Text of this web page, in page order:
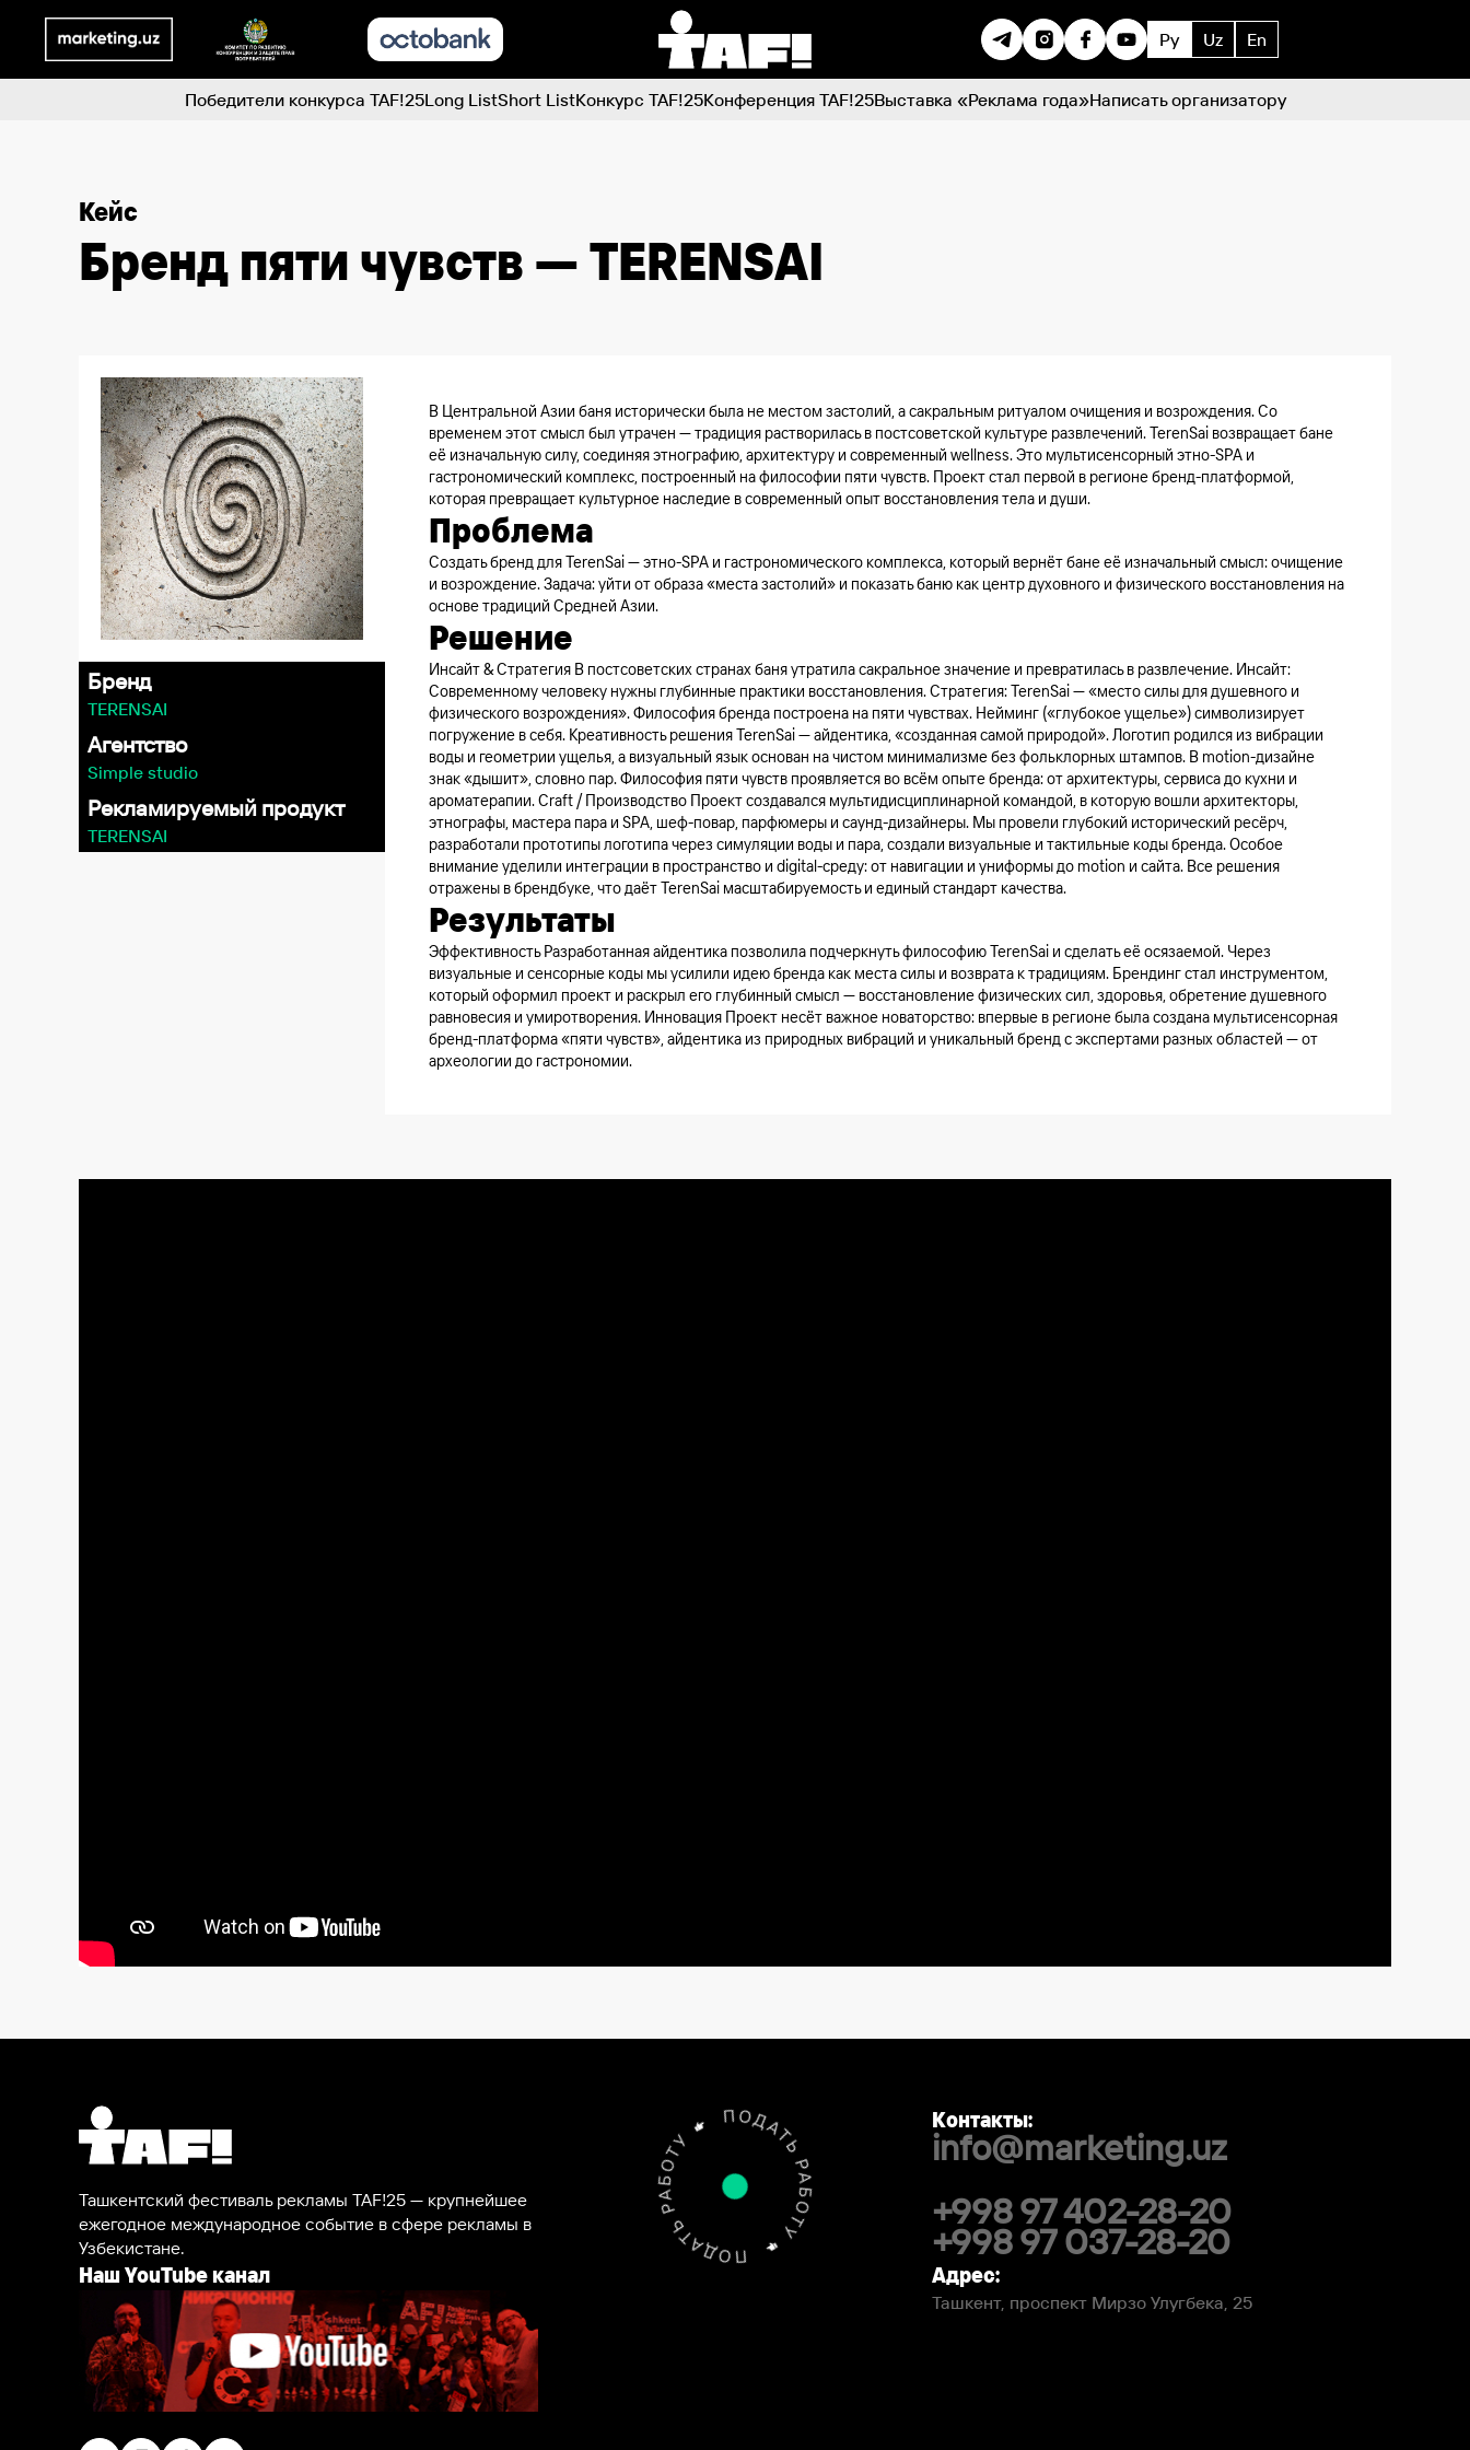
Ру Uz En
Победители конкурса TAF!25Long ListShort ListКонкурс TAF!25Конференция TAF!25Выставка «Реклама года»Написать организатору
Кейс
Бренд пяти чувств — TERENSAI
Бренд
TERENSAI
Агентство
Simple studio
Рекламируемый продукт
TERENSAI
В Центральной Азии баня исторически была не местом застолий, а сакральным ритуалом очищения и возрождения. Со
временем этот смысл был утрачен — традиция растворилась в постсоветской культуре развлечений. TerenSai возвращает бане
её изначальную силу, соединяя этнографию, архитектуру и современный wellness. Это мультисенсорный этно-SPA и
гастрономический комплекс, построенный на философии пяти чувств. Проект стал первой в регионе бренд-платформой,
которая превращает культурное наследие в современный опыт восстановления тела и души.
Проблема
Создать бренд для TerenSai — этно-SPA и гастрономического комплекса, который вернёт бане её изначальный смысл: очищение
и возрождение. Задача: уйти от образа «места застолий» и показать баню как центр духовного и физического восстановления на
основе традиций Средней Азии.
Решение
Инсайт & Стратегия В постсоветских странах баня утратила сакральное значение и превратилась в развлечение. Инсайт:
Современному человеку нужны глубинные практики восстановления. Стратегия: TerenSai — «место силы для душевного и
физического возрождения». Философия бренда построена на пяти чувствах. Нейминг («глубокое ущелье») символизирует
погружение в себя. Креативность решения TerenSai — айдентика, «созданная самой природой». Логотип родился из вибрации
воды и геометрии ущелья, а визуальный язык основан на чистом минимализме без фольклорных штампов. В motion-дизайне
знак «дышит», словно пар. Философия пяти чувств проявляется во всём опыте бренда: от архитектуры, сервиса до кухни и
ароматерапии. Craft / Производство Проект создавался мультидисциплинарной командой, в которую вошли архитекторы,
этнографы, мастера пара и SPA, шеф-повар, парфюмеры и саунд-дизайнеры. Мы провели глубокий исторический ресёрч,
разработали прототипы логотипа через симуляции воды и пара, создали визуальные и тактильные коды бренда. Особое
внимание уделили интеграции в пространство и digital-среду: от навигации и униформы до motion и сайта. Все решения
отражены в брендбуке, что даёт TerenSai масштабируемость и единый стандарт качества.
Результаты
Эффективность Разработанная айдентика позволила подчеркнуть философию TerenSai и сделать её осязаемой. Через
визуальные и сенсорные коды мы усилили идею бренда как места силы и возврата к традициям. Брендинг стал инструментом,
который оформил проект и раскрыл его глубинный смысл — восстановление физических сил, здоровья, обретение душевного
равновесия и умиротворения. Инновация Проект несёт важное новаторство: впервые в регионе была создана мультисенсорная
бренд-платформа «пяти чувств», айдентика из природных вибраций и уникальный бренд с экспертами разных областей — от
археологии до гастрономии.
Ташкентский фестиваль рекламы TAF!25 — крупнейшее
ежегодное международное событие в сфере рекламы в
Узбекистане.
Наш YouTube канал
Контакты:
info@marketing.uz
+998 97 402-28-20
+998 97 037-28-20
Адрес:
Ташкент, проспект Мирзо Улугбека, 25